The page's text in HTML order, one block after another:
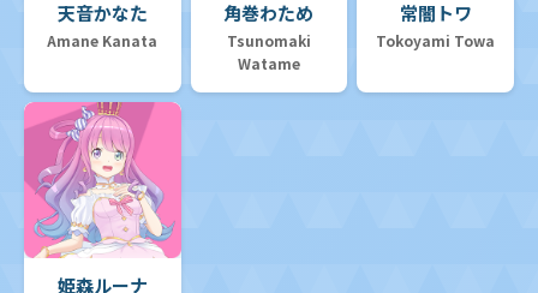
天音かなた
Amane Kanata
角巻わため
Tsunomaki
Watame
常闇トワ
Tokoyami Towa
姫森ルーナ